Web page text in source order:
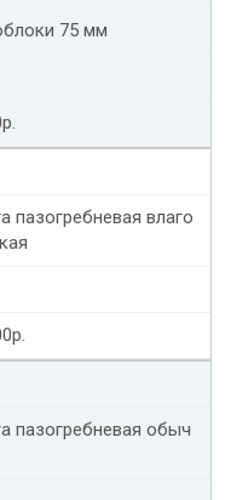
75 мм
пазогребневая влаго
пазогребневая обыч